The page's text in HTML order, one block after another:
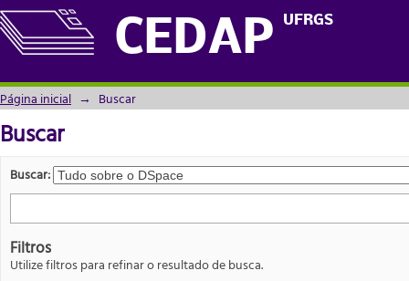
CEDAP UFRGS
Buscar
Página inicial → Buscar
Buscar
Buscar:
Filtros
Utilize filtros para refinar o resultado de busca.